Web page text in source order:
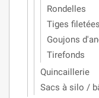
Rondelles
Tiges filetées
Goujons
Tirefonds
Quincaillerie
Sacs à silo /